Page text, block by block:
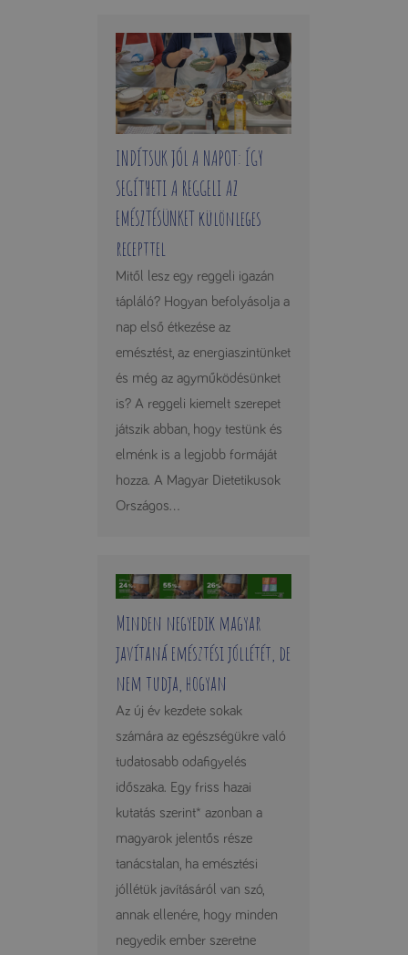
INDÍTSUK JÓL A NAPOT: ÍGY
SEGÍTHETI A REGGELI AZ
EMÉSZTÉSÜNKET különleges
recepttel
Mitől lesz egy reggeli igazán
tápláló? Hogyan befolyásolja a
nap első étkezése az
emésztést, az energiaszintünket
és még az agyműködésünket
is? A reggeli kiemelt szerepet
játszik abban, hogy testünk és
elménk is a legjobb formáját
hozza. A Magyar Dietetikusok
Országos...
Minden negyedik magyar
javítaná emésztési jóllétét, de
nem tudja, hogyan
Az új év kezdete sokak
számára az egészségükre való
tudatosabb odafigyelés
időszaka. Egy friss hazai
kutatás szerint* azonban a
magyarok jelentős része
tanácstalan, ha emésztési
jóllétük javításáról van szó,
annak ellenére, hogy minden
negyedik ember szeretne